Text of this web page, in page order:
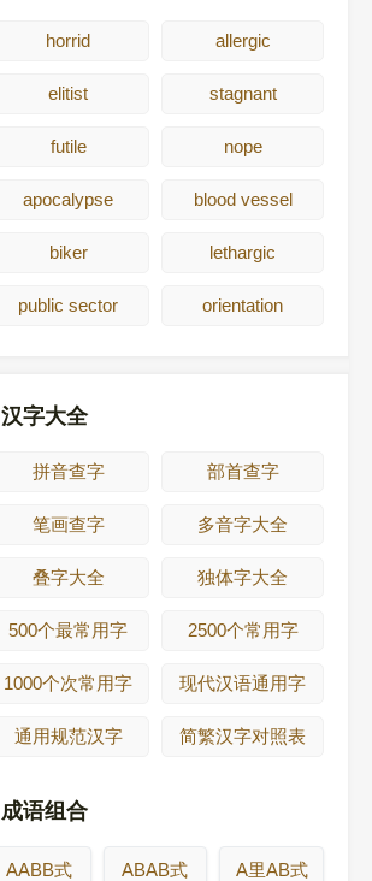
horrid allergic
elitist stagnant
futile nope
apocalypse blood vessel
biker lethargic
public sector orientation
汉字大全
拼音查字 部首查字
笔画查字 多音字大全
叠字大全 独体字大全
500个最常用字 2500个常用字
1000个次常用字 现代汉语通用字
通用规范汉字 简繁汉字对照表
成语组合
AABB式 ABAB式 A里AB式